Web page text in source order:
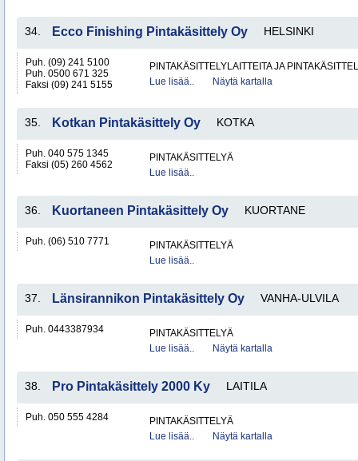
34. Ecco Finishing Pintakäsittely Oy HELSINKI
Puh. (09) 241 5100
Puh. 0500 671 325
Faksi (09) 241 5155
PINTAKÄSITTELYLAITTEITA JA
Lue lisää..
Näytä kartalla
35. Kotkan Pintakäsittely Oy KOTKA
Puh. 040 575 1345
Faksi (05) 260 4562
PINTAKÄSITTELYÄ
Lue lisää..
36. Kuortaneen Pintakäsittely Oy KUORTANE
Puh. (06) 510 7771
PINTAKÄSITTELYÄ
Lue lisää..
37. Länsirannikon Pintakäsittely Oy VANHA-ULVILA
Puh. 0443387934
PINTAKÄSITTELYÄ
Lue lisää..
Näytä kartalla
38. Pro Pintakäsittely 2000 Ky LAITILA
Puh. 050 555 4284
PINTAKÄSITTELYÄ
Lue lisää..
Näytä kartalla